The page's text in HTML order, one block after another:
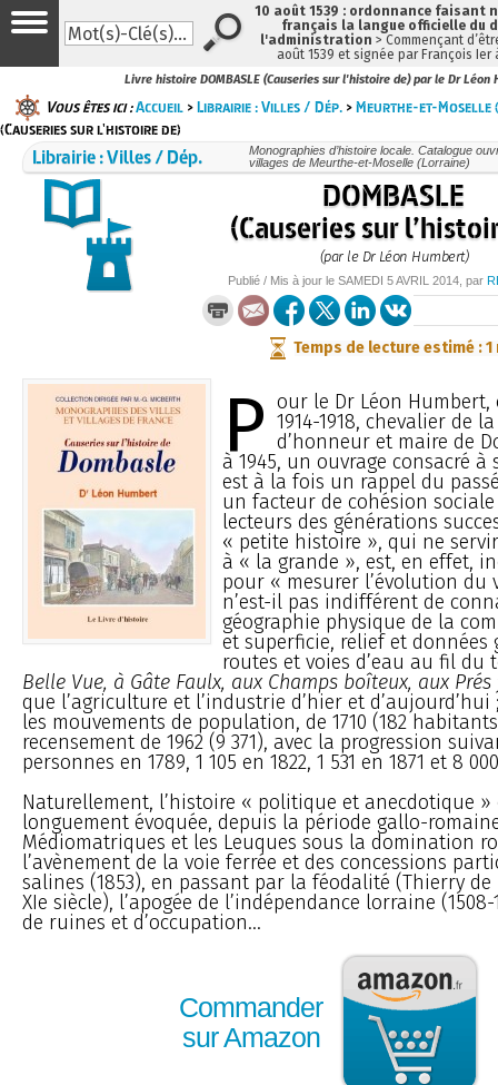
Livre histoire DOMBASLE (Causeries sur l'histoire de) par le Dr Léon
Vous êtes ici :Accueil >Librairie : Villes / Dép. >Meurthe-et-Moselle
(Causeries sur l'histoire de)
Librairie : Villes / Dép.
Monographies d’histoire locale. Catalogue
villages de Meurthe-et-Moselle (Lorraine)
DOMBASLE
(Causeries sur
(par le Dr Léon Humbert)
Publié / Mis à jour leSAMEDI 5 AVRIL 2014 , par
Temps de lecture estimé : 1
P our le Dr Léon Humbert,
1914-1918, chevalier de
d’honneur et maire de
à 1945, un ouvrage consacré
est à la fois un rappel du
un facteur de cohésion
lecteurs des générations
« petite histoire », qui ne
à « la grande », est, en effet,
pour « mesurer l’évolution du
n’est-il pas indifférent de
géographie physique de la
et superficie, relief et données
routes et voies d’eau au fil du
Belle Vue, à Gâte Faulx, aux Champs boîteux, aux
que l’agriculture et l’industrie d’hier et
les mouvements de population, de 1710 (182
recensement de 1962 (9 371), avec la progression
personnes en 1789, 1 105 en 1822, 1 531 en 1871 et 8
Naturellement, l’histoire « politique et anecdotique »
longuement évoquée, depuis la période gallo-
Médiomatriques et les Leuques sous la domination
l’avènement de la voie ferrée et des concessions
salines (1853), en passant par la féodalité (Thierry de
XIe siècle), l’apogée de l’indépendance lorraine
de ruines et d’occupation...
Commander
sur Amazon
10 août 1539 : ordonnance faisant
français la langue officielle du
l'administration > Commençant
août 1539 et signée par François